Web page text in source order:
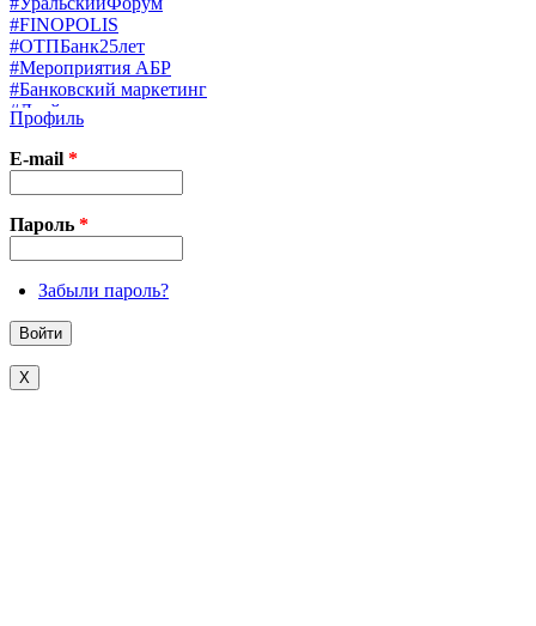
#FINOPOLIS
#ОТПБанк25лет
#Мероприятия АБР
#Банковский маркетинг
#Драйверы страхования
#Финконгресс ЦБ
#PB&WM
#UX/CX
#Экосистемы
X
Профиль
E-mail *
Пароль *
Забыли пароль?
X